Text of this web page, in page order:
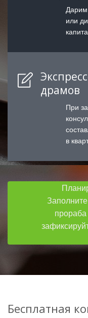
Дарим
или
драмов
При
в
Бесплатная